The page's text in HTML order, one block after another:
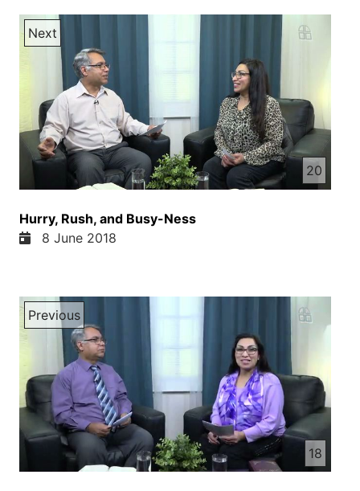
Next
20
Hurry, Rush, and Busy-Ness
8 June 2018
Previous
18